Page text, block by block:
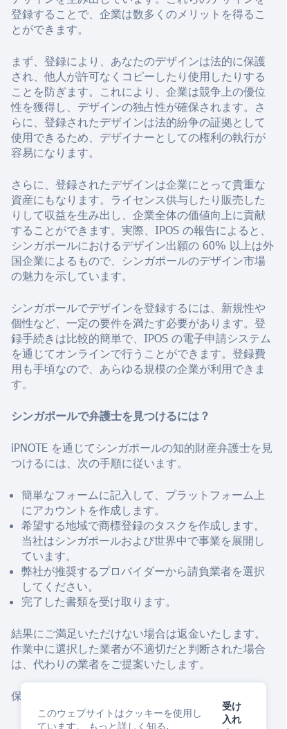
このウェブサイトはクッキーを使用し
ています。
もっと詳しく知る.
受け
入れ
登録することで、企業は数多くのメリットを得るこ
とができます。
まず、登録により、あなたのデザインは法的に保護
され、他人が許可なくコピーしたり使用したりする
ことを防ぎます。これにより、企業は競争上の優位
性を獲得し、デザインの独占性が確保されます。さ
らに、登録されたデザインは法的紛争の証拠として
使用できるため、デザイナーとしての権利の執行が
容易になります。
さらに、登録されたデザインは企業にとって貴重な
資産にもなります。ライセンス供与したり販売した
りして収益を生み出し、企業全体の価値向上に貢献
することができます。実際、IPOS の報告によると、
シンガポールにおけるデザイン出願の 60% 以上は外
国企業によるもので、シンガポールのデザイン市場
の魅力を示しています。
シンガポールでデザインを登録するには、新規性や
個性など、一定の要件を満たす必要があります。登
録手続きは比較的簡単で、IPOS の電子申請システム
を通じてオンラインで行うことができます。登録費
用も手頃なので、あらゆる規模の企業が利用できま
す。
シンガポールで弁護士を見つけるには？
iPNOTE を通じてシンガポールの知的財産弁護士を見
つけるには、次の手順に従います。
簡単なフォームに記入して、プラットフォーム上
にアカウントを作成します。
希望する地域で商標登録のタスクを作成します。
当社はシンガポールおよび世界中で事業を展開し
ています。
弊社が推奨するプロバイダーから請負業者を選択
してください。
完了した書類を受け取ります。
結果にご満足いただけない場合は返金いたします。
作業中に選択した業者が不適切だと判断された場合
は、代わりの業者をご提案いたします。
保護を開始するには